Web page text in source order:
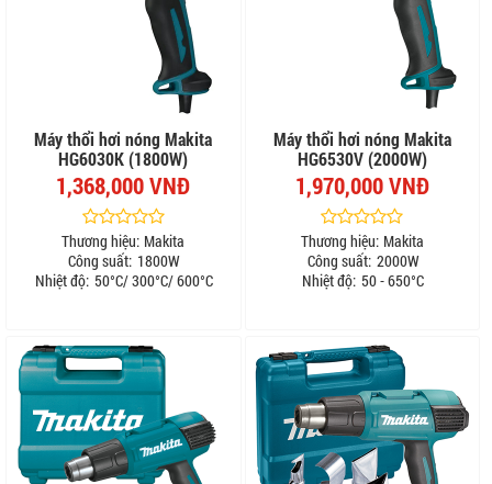
Máy thổi hơi nóng Makita
HG6030K (1800W)
1,368,000 VNĐ
Thương hiệu: Makita
Công suất: 1800W
Nhiệt độ: 50°C/ 300°C/ 600°C
Máy thổi hơi nóng Makita
HG6530V (2000W)
1,970,000 VNĐ
Thương hiệu: Makita
Công suất: 2000W
Nhiệt độ: 50 - 650°C